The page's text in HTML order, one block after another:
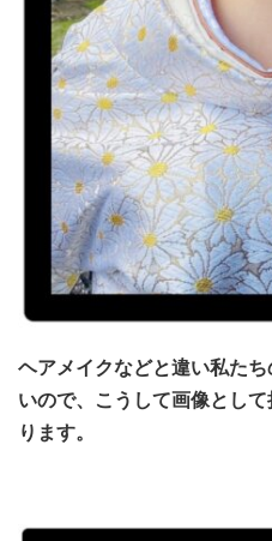
ヘアメイクなどと違い私た
いので、
こうして画像とし
ります。